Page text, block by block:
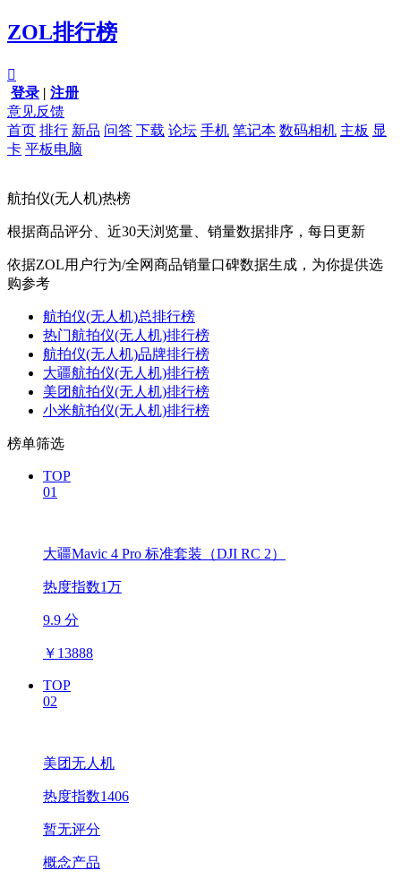
ZOL排行榜

登录 | 注册
意见反馈
首页 排行 新品 问答 下载 论坛 手机 笔记本 数码相机 主板 显
卡 平板电脑
航拍仪(无人机)热榜
根据商品评分、近30天浏览量、销量数据排序，每日更新
依据ZOL用户行为/全网商品销量口碑数据生成，为你提供选
购参考
航拍仪(无人机)总排行榜
热门航拍仪(无人机)排行榜
航拍仪(无人机)品牌排行榜
大疆航拍仪(无人机)排行榜
美团航拍仪(无人机)排行榜
小米航拍仪(无人机)排行榜
榜单筛选
TOP
01
大疆Mavic 4 Pro 标准套装（DJI RC 2）
热度指数1万
9.9 分
￥ 13888
TOP
02
美团无人机
热度指数1406
暂无评分
概念产品